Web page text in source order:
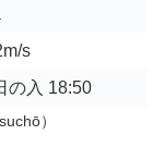
s
の入 18:50
）